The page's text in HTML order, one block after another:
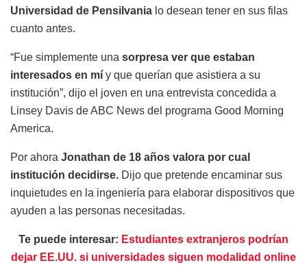
Universidad de Pensilvania lo desean tener en sus filas
cuanto antes.
“Fue simplemente una sorpresa ver que estaban
interesados en mí y que querían que asistiera a su
institución”, dijo el joven en una entrevista concedida a
Linsey Davis de ABC News del programa Good Morning
America.
Por ahora Jonathan de 18 años valora por cual
institución decidirse. Dijo que pretende encaminar sus
inquietudes en la ingeniería para elaborar dispositivos que
ayuden a las personas necesitadas.
Te puede interesar: Estudiantes extranjeros podrían
dejar EE.UU. si universidades siguen modalidad online